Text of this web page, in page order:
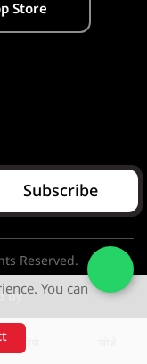
Store
Subscribe
Reserved.
by
You can